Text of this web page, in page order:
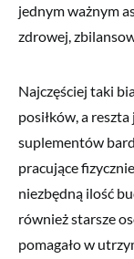
jednym ważnym
zdrowej,
Najczęściej taki
posiłków, a
suplementów
pracujące
niezbędną ilość
również starsze
pomagało w